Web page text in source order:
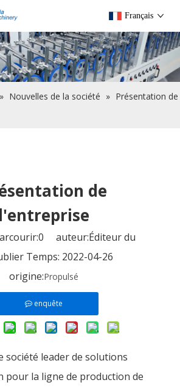
Français
» Nouvelles de la société » Présentation de
de
l'entreprise
0 auteur:Éditeur du
Temps: 2022-04-26
origine:Propulsé
enquête
société leader de solutions
pour la ligne de production de